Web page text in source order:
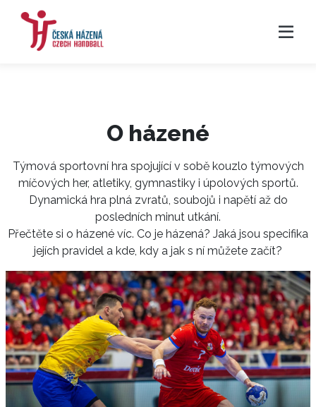
O házené
Týmová sportovní hra spojující v sobě kouzlo týmových
míčových her, atletiky, gymnastiky i úpolových sportů.
Dynamická hra plná zvratů, soubojů i napětí až do
posledních minut utkání.
Přečtěte si o házené víc. Co je házená? Jaká jsou specifika
jejích pravidel a kde, kdy a jak s ní můžete začít?